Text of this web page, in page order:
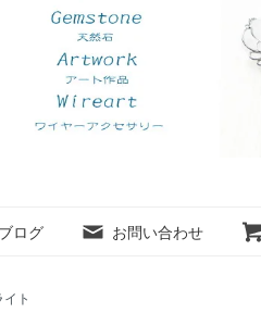
ログ お問い合わせ
ト